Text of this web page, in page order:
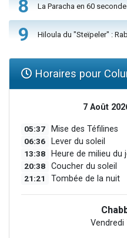
8 La Paracha en 60
9 Hiloula du "Steïpeler" :
Horaires pour
7 Août
05:37 Mise des Téfilines
06:36 Lever du soleil
13:38 Heure de milieu du
20:38 Coucher du soleil
21:21 Tombée de la nuit
Vendredi